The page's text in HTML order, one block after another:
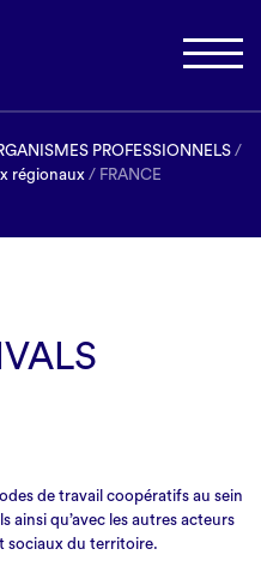
PROFESSIONNELS /
régionaux / FRANCE
de travail coopératifs au sein
ainsi qu’avec les autres acteurs
sociaux du territoire.